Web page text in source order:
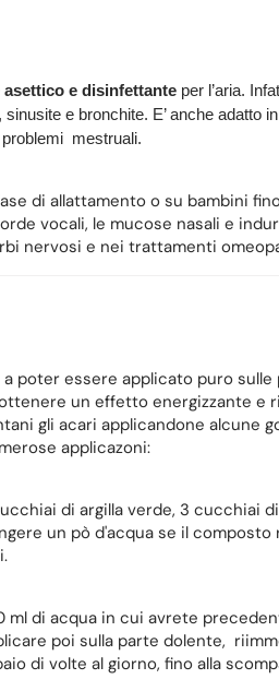
asettico e disinfettanteper l’aria.
e bronchite. E’ anche adatto
mestruali.
di allattamento o su bambini
vocali, le mucose nasali e
nervosi e nei trattamenti
a poter essere applicato puro
un effetto energizzante e
gli acari applicandone alcune
applicazoni:
di argilla verde, 3 cucchiai
un pò d'acqua se il
ml di acqua in cui avrete
poi sulla parte dolente,
di volte al giorno, fino alla